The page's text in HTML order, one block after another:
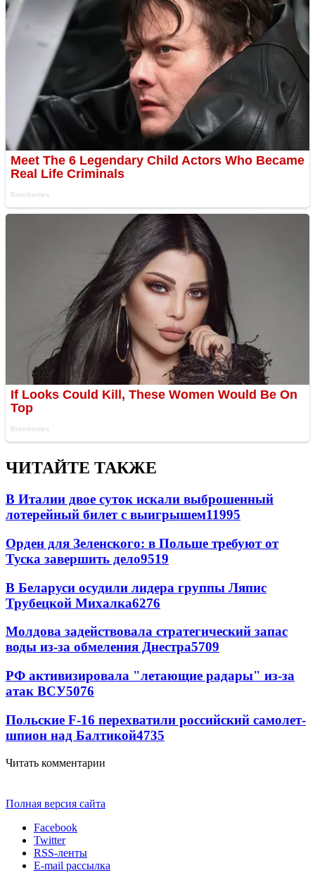
ЧИТАЙТЕ ТАКЖЕ
В Италии двое суток искали выброшенный
лотерейный билет с выигрышем11995
Орден для Зеленского: в Польше требуют от
Туска завершить дело9519
В Беларуси осудили лидера группы Ляпис
Трубецкой Михалка6276
Молдова задействовала стратегический запас
воды из-за обмеления Днестра5709
РФ активизировала "летающие радары" из-за
атак ВСУ5076
Польские F-16 перехватили российский самолет-
шпион над Балтикой4735
Читать комментарии
Полная версия сайта
Facebook
Twitter
RSS-ленты
E-mail рассылка